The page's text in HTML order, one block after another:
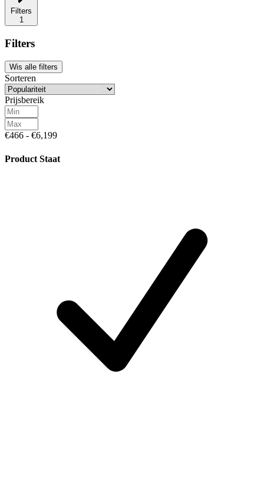
Filters
1
Filters
Wis alle filters
Sorteren
Prijsbereik
€466 - €6,199
Product Staat